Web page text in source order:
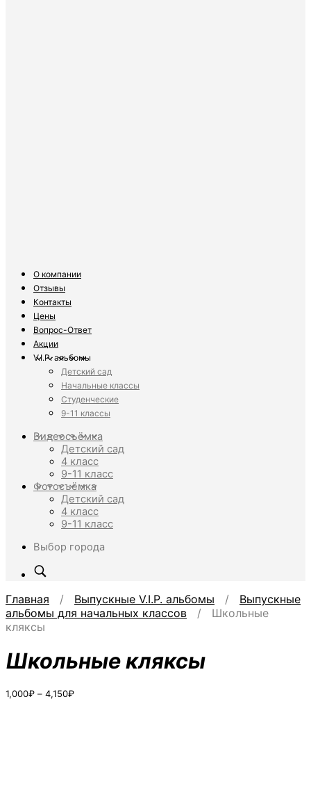
О компании
Отзывы
Контакты
Цены
Вопрос-Ответ
Акции
V.I.P. альбомы
Детский сад
Начальные классы
Студенческие
9-11 классы
Видеосъёмка
Детский сад
4 класс
9-11 класс
Фотосъёмка
Детский сад
4 класс
9-11 класс
Выбор города
Главная / Выпускные V.I.P. альбомы / Выпускные
альбомы для начальных классов / Школьные
кляксы
Школьные кляксы
1,000₽ – 4,150₽Диапазон